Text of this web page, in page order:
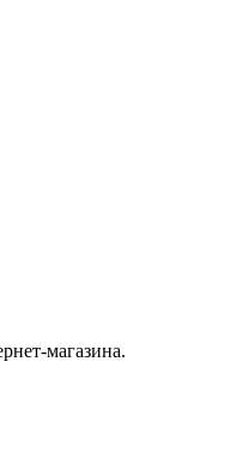
магазина.